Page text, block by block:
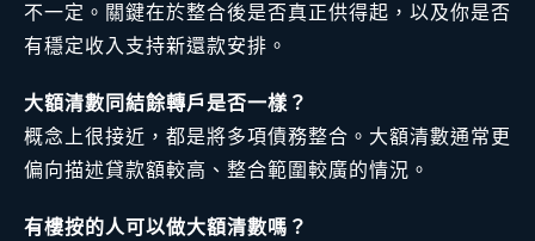
不一定。關鍵在於整合後是否真正供得起，以及你是否
有穩定收入支持新還款安排。
大額清數同結餘轉戶是否一樣？
概念上很接近，都是將多項債務整合。大額清數通常更
偏向描述貸款額較高、整合範圍較廣的情況。
有樓按的人可以做大額清數嗎？